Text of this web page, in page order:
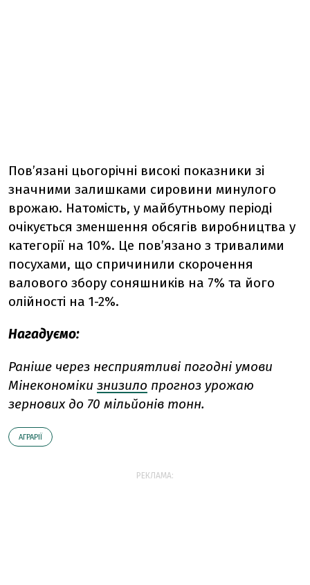
Пов’язані цьогорічні високі показники зі
значними залишками сировини минулого
врожаю. Натомість, у майбутньому періоді
очікується зменшення обсягів виробництва у
категорії на 10%. Це пов’язано з тривалими
посухами, що спричинили скорочення
валового збору соняшників на 7% та його
олійності на 1-2%.
Нагадуємо:
Раніше через несприятливі погодні умови
Мінекономіки знизило прогноз урожаю
зернових до 70 мільйонів тонн.
АГРАРІЇ
РЕКЛАМА: